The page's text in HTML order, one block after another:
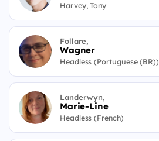
Harvey, Tony
Follare,
Wagner
Headless (Portuguese (BR))
Landerwyn,
Marie-Line
Headless (French)